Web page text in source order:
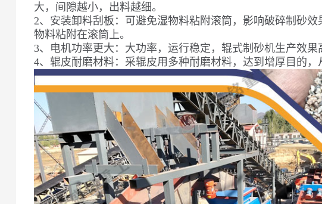
大，间隙越小，出料越细。
2、安装卸料刮板：可避免湿物料粘附滚筒，影响破碎制砂
物料粘附在滚筒上。
3、电机功率更大：大功率，运行稳定，辊式制砂机生产效果
4、辊皮耐磨材料：采辊皮用多种耐磨材料，达到增厚目的，